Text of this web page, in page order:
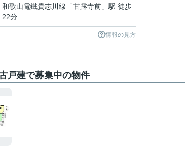
和歌山電鐵貴志川線 「甘露寺前 」駅 徒歩
22分
情報の見方
戸建で募集中の物件